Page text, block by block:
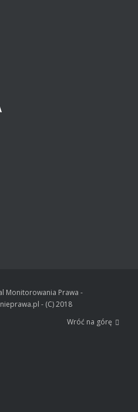
Monitorowania Prawa -
- (C) 2018
Wróć na górę